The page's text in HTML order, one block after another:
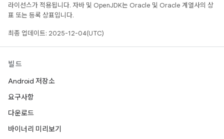
라이선스가 적용됩니다. 자바 및 OpenJDK는 Oracle 및 Oracle 계열사의 상
표 또는 등록 상표입니다.
최종 업데이트: 2025-12-04(UTC)
빌드
Android 저장소
요구사항
다운로드
바이너리 미리보기